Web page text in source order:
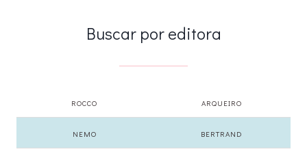
Buscar por editora
ROCCO ARQUEIRO
NEMO BERTRAND